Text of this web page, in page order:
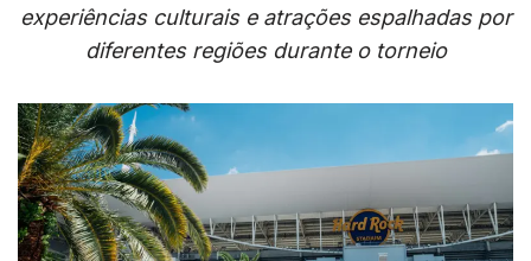
experiências culturais e atrações espalhadas por
diferentes regiões durante o torneio